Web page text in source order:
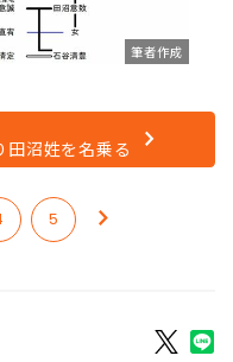
筆者作成
沼姓を名乗る
5